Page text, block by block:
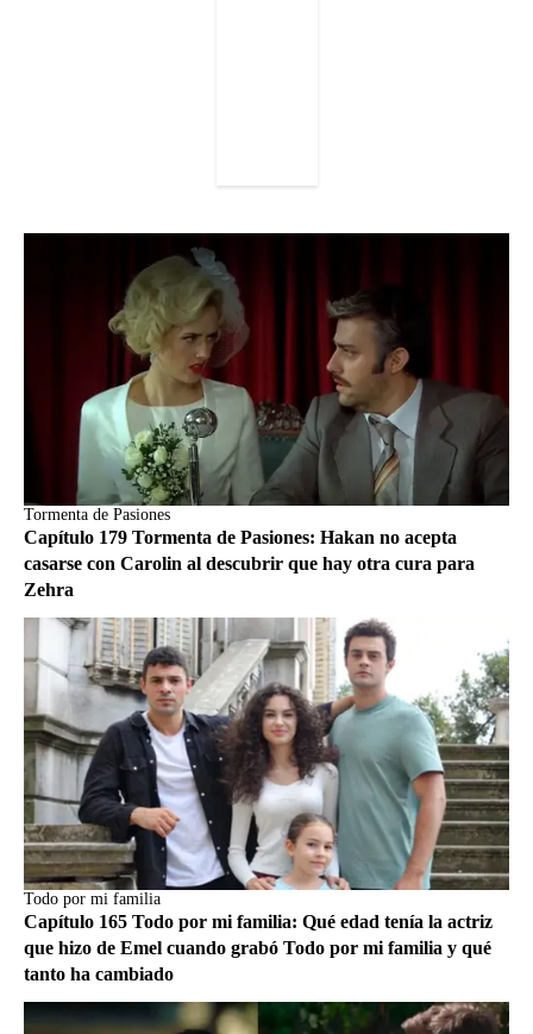
Tormenta de Pasiones
Capítulo 179 Tormenta de Pasiones: Hakan no acepta
casarse con Carolin al descubrir que hay otra cura para
Zehra
Todo por mi familia
Capítulo 165 Todo por mi familia: Qué edad tenía la actriz
que hizo de Emel cuando grabó Todo por mi familia y qué
tanto ha cambiado